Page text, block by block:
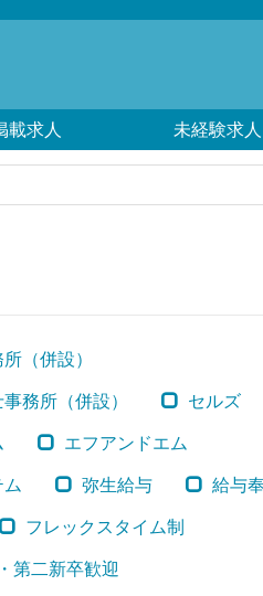
載求人 未経験求人
（併設）
務所（併設）
セルズ
エフアンドエム
弥生給与
給与
フレックスタイム制
第二新卒歓迎